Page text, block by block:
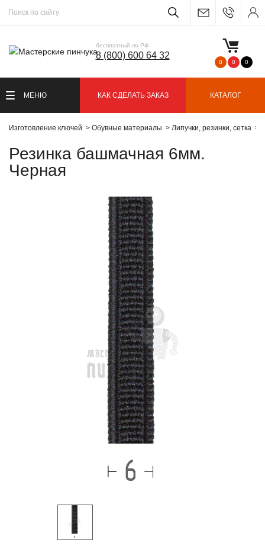
бесплатный по РФ
8 (800) 600 64 32
0 0 0
МЕНЮ КАК СДЕЛАТЬ ЗАКАЗ КАТАЛОГ
Изготовление ключей Обувные материалы Липучки, резинки, сетка
Резинка башмачная 6мм.
Черная